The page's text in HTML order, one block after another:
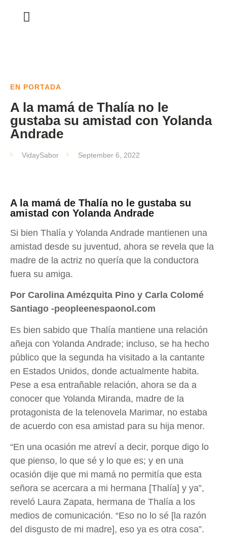
EN PORTADA
A la mamá de Thalía no le
gustaba su amistad con Yolanda
Andrade
VidaySabor September 6, 2022
A la mamá de Thalía no le gustaba su
amistad con Yolanda Andrade
Si bien Thalía y Yolanda Andrade mantienen una
amistad desde su juventud, ahora se revela que la
madre de la actriz no quería que la conductora
fuera su amiga.
Por Carolina Amézquita Pino y Carla Colomé
Santiago -peopleenespaonol.com
Es bien sabido que Thalía mantiene una relación
añeja con Yolanda Andrade; incluso, se ha hecho
público que la segunda ha visitado a la cantante
en Estados Unidos, donde actualmente habita.
Pese a esa entrañable relación, ahora se da a
conocer que Yolanda Miranda, madre de la
protagonista de la telenovela Marimar, no estaba
de acuerdo con esa amistad para su hija menor.
“En una ocasión me atreví a decir, porque digo lo
que pienso, lo que sé y lo que es; y en una
ocasión dije que mi mamá no permitía que esta
señora se acercara a mi hermana [Thalía] y ya”,
reveló Laura Zapata, hermana de Thalía a los
medios de comunicación. “Eso no lo sé [la razón
del disgusto de mi madre], eso ya es otra cosa”.